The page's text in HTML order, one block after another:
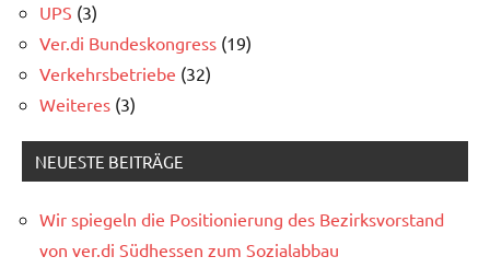
UPS (3)
Ver.di Bundeskongress (19)
Verkehrsbetriebe (32)
Weiteres (3)
NEUESTE BEITRÄGE
Wir spiegeln die Positionierung des Bezirksvorstand
von ver.di Südhessen zum Sozialabbau